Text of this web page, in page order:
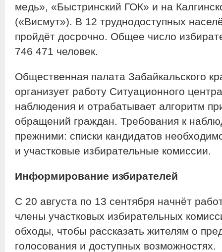
медь», «Быстринский ГОК» и на
(«Висмут»). В 12 труднодоступных
пройдёт досрочно. Общее число
746 471 человек.
Общественная палата Забайкальского
организует работу Ситуационного
наблюдения и отрабатывает алгоритм
обращений граждан. Требования к
прежними: списки кандидатов
и участковые избирательные комиссии.
Информирование избирателей
С 20 августа по 13 сентября начнёт
члены участковых избирательных
обходы, чтобы рассказать жителям о
голосования и доступных возможностях.